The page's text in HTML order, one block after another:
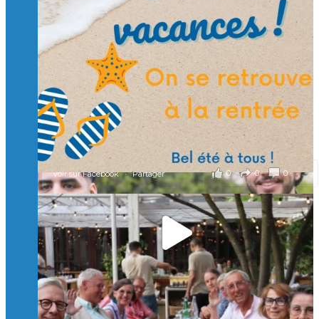
et contribuons ensemble à former les générations
d’ingénieurs de demain. 🙏
Merci à tous !
🎯 Taxe d’apprentissage 2026 : avec l'Isep, investissez pour
un numérique au service de l'humain !
À l’Isep, nous formons des ingénieurs, des bachelors, des
Mastères Spécialisés, qui allient excellence technologique et
valeurs humaines, au cœur de notre pro
...Voir plus
il y a 2 mois
0 0 0
Voir sur Facebook · Partager
🚀Afterwork à Genève 🚀
🥳 Le 22 avril dernier, 14 Alumni vivant / travaillant
en Suisse ont partagé un moment convivial de
retrouvailles et d'échanges !
Merci à tous pour votre présence et à Alexandre